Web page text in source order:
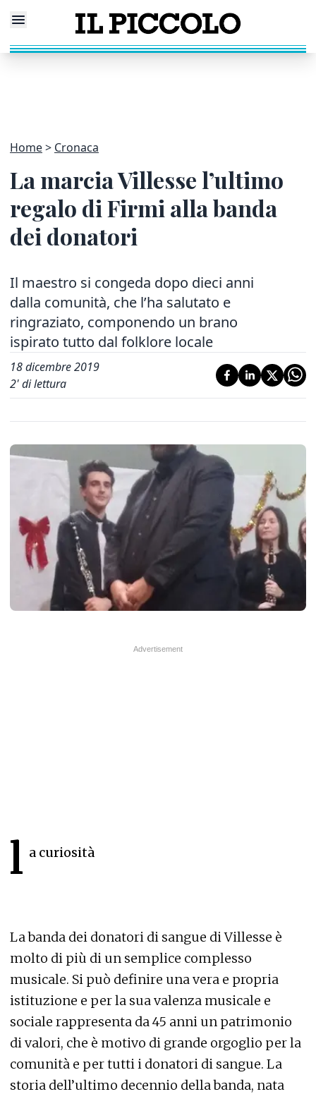
Home Cronaca
La marcia Villesse l’ultimo
regalo di Firmi alla banda
dei donatori
Il maestro si congeda dopo dieci anni
dalla comunità, che l’ha salutato e
ringraziato, componendo un brano
ispirato tutto dal folklore locale
18 dicembre 2019
2' di lettura
l a curiosità
La banda dei donatori di sangue di Villesse è
molto di più di un semplice complesso
musicale. Si può definire una vera e propria
istituzione e per la sua valenza musicale e
sociale rappresenta da 45 anni un patrimonio
di valori, che è motivo di grande orgoglio per la
comunità e per tutti i donatori di sangue. La
storia dell’ultimo decennio della banda, nata